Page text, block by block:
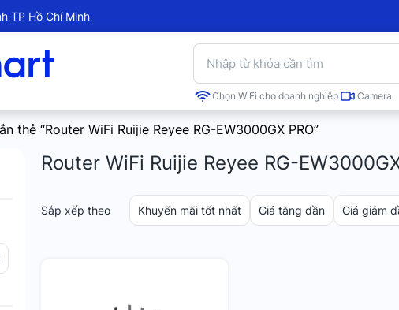
TP Hồ Chí Minh
Chọn WiFi cho doanh nghiệp Camera
thẻ “Router WiFi Ruijie Reyee RG-EW3000GX PRO”
Router WiFi Ruijie Reyee RG-
Sắp xếp theo Khuyến mãi tốt nhất Giá tăng dần Giá giảm